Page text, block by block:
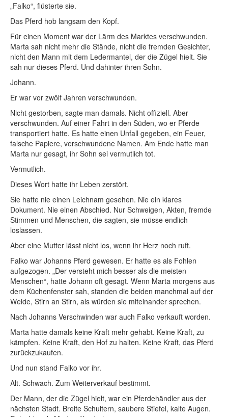
„Falko“, flüsterte sie.
Das Pferd hob langsam den Kopf.
Für einen Moment war der Lärm des Marktes verschwunden.
Marta sah nicht mehr die Stände, nicht die fremden Gesichter,
nicht den Mann mit dem Ledermantel, der die Zügel hielt. Sie
sah nur dieses Pferd. Und dahinter ihren Sohn.
Johann.
Er war vor zwölf Jahren verschwunden.
Nicht gestorben, sagte man damals. Nicht offiziell. Aber
verschwunden. Auf einer Fahrt in den Süden, wo er Pferde
transportiert hatte. Es hatte einen Unfall gegeben, ein Feuer,
falsche Papiere, verschwundene Namen. Am Ende hatte man
Marta nur gesagt, ihr Sohn sei vermutlich tot.
Vermutlich.
Dieses Wort hatte ihr Leben zerstört.
Sie hatte nie einen Leichnam gesehen. Nie ein klares
Dokument. Nie einen Abschied. Nur Schweigen, Akten, fremde
Stimmen und Menschen, die sagten, sie müsse endlich
loslassen.
Aber eine Mutter lässt nicht los, wenn ihr Herz noch ruft.
Falko war Johanns Pferd gewesen. Er hatte es als Fohlen
aufgezogen. „Der versteht mich besser als die meisten
Menschen“, hatte Johann oft gesagt. Wenn Marta morgens aus
dem Küchenfenster sah, standen die beiden manchmal auf der
Weide, Stirn an Stirn, als würden sie miteinander sprechen.
Nach Johanns Verschwinden war auch Falko verkauft worden.
Marta hatte damals keine Kraft mehr gehabt. Keine Kraft, zu
kämpfen. Keine Kraft, den Hof zu halten. Keine Kraft, das Pferd
zurückzukaufen.
Und nun stand Falko vor ihr.
Alt. Schwach. Zum Weiterverkauf bestimmt.
Der Mann, der die Zügel hielt, war ein Pferdehändler aus der
nächsten Stadt. Breite Schultern, saubere Stiefel, kalte Augen.